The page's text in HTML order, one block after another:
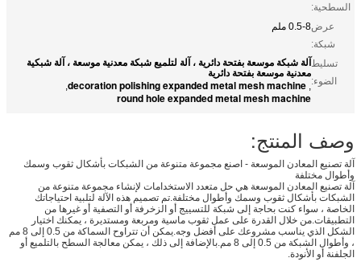
السطحية:
عرض
شبكة:
0.5-8 ملم
تسليط
الضوء:
آلة شبكة موسعة بفتحة دائرية ، آلة لتلميع شبكة معدنية موسعة ، آلة شبكية
معدنية موسعة بفتحة دائرية
,
decoration polishing expanded metal mesh machine
,
round hole expanded metal mesh machine
وصف المنتج:
آلة تصنيع المعادن الموسعة - اصنع مجموعة متنوعة من الشبكات بأشكال ثقوب وسمك
وأطوال مختلفة
آلة تصنيع المعادن الموسعة هي حل متعدد الاستخدامات لإنشاء مجموعة متنوعة من
الشبكات بأشكال ثقوب وسمك وأطوال مختلفة.تم تصميم هذه الآلة لتلبية احتياجاتك
الخاصة ، سواء كنت بحاجة إلى شبكة للتسييج أو الزخرفة أو التصفية أو غيرها من
التطبيقات.من خلال القدرة على عمل ثقوب ماسية ومربعة ومستديرة ، يمكنك اختيار
الشكل الذي يناسب مشروعك على أفضل وجه.يمكن أن تتراوح السماكة من 0.5 إلى 8 مم
، وأطوال الشبكة من 0.5 إلى 8 مم.بالإضافة إلى ذلك ، يمكن معالجة السطح بالتلميع أو
الجلفنة أو الأنودة.